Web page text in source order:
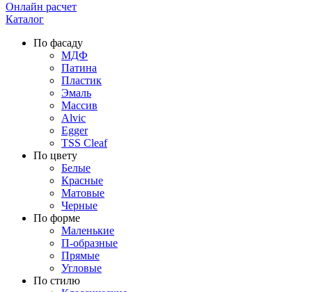
Онлайн расчет
Каталог
По фасаду
МДФ
Патина
Пластик
Эмаль
Массив
Alvic
Egger
TSS Cleaf
По цвету
Белые
Красные
Матовые
Черные
По форме
Маленькие
П-образные
Прямые
Угловые
По стилю